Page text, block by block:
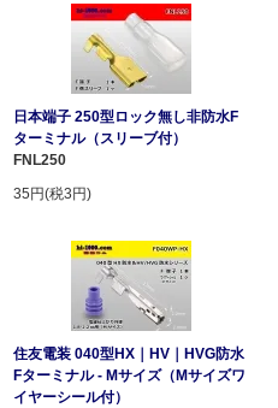
日本端子 250型ロック無し非防水F
ターミナル（スリーブ付）
FNL250
35円(税3円)
住友電装 040型HX｜HV｜HVG防水
Fターミナル - Mサイズ（Mサイズワ
イヤーシール付）